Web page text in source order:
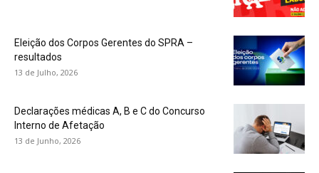
Eleição dos Corpos Gerentes do SPRA –
resultados
13 de Julho, 2026
Declarações médicas A, B e C do Concurso
Interno de Afetação
13 de Junho, 2026